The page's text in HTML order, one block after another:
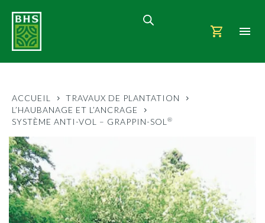
ACCUEIL
TRAVAUX DE PLANTATION
L’HAUBANAGE ET L’ANCRAGE
SYSTÈME ANTI-VOL – GRAPPIN-SOL ®